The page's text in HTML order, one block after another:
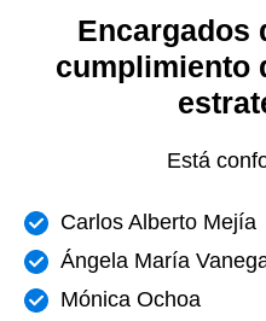
Encargados
cumplimiento
Está
Carlos Alberto Mejía
Ángela María
Mónica Ochoa